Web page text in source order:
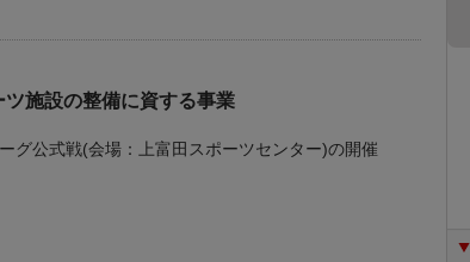
施設の整備に資する事業
球ウエスタンリーグ公式戦(会場：上富田スポーツセンター)の開催